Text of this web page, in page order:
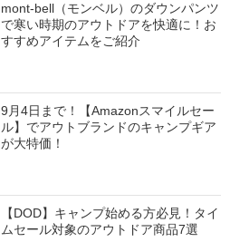
mont-bell（モンベル）のダウンパンツ
で寒い時期のアウトドアを快適に！お
すすめアイテムをご紹介
9月4日まで！【Amazonスマイルセー
ル】でアウトブランドのキャンプギア
が大特価！
【DOD】キャンプ始める方必見！タイ
ムセール対象のアウトドア商品7選